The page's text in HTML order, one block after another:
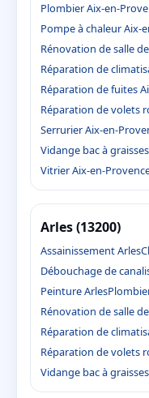
Plombier Aix-en-
Pompe à chaleur Aix-
Rénovation de salle
Réparation de
Réparation de fuites
Réparation de volets
Serrurier Aix-en-
Vidange bac à
Vitrier Aix-en-
Arles (13200)
Assainissement Arles
Débouchage de
Peinture Arles
Rénovation de salle
Réparation de
Réparation de volets
Vidange bac à